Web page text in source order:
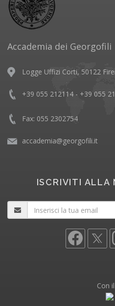
Accademia dei Georgofili
Logge Uffizi Corti, 50122
+39 055 212114 - +39 055
Fax: 055 2302754
accademia@georgofili.it
ISCRIVITI ALLA
Con